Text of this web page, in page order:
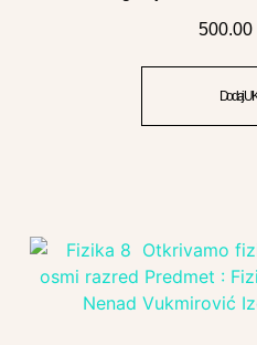
500.00
Dodaj U